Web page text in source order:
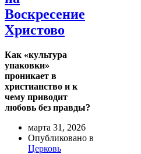
Воскресение
Христово
Как «культура
упаковки»
проникает в
христианство и к
чему приводит
любовь без правды?
марта 31, 2026
Опубликовано в
Церковь